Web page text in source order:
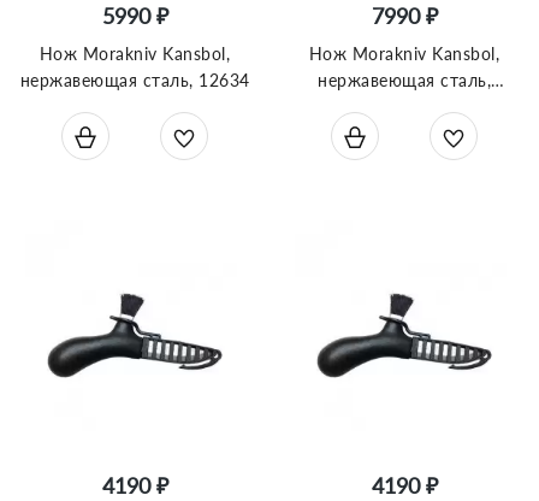
5990 ₽
Нож Morakniv Kansbol,
нержавеющая сталь, 12634
7990 ₽
Нож Morakniv Kansbol,
нержавеющая сталь,
12645
4190 ₽ 4190 ₽